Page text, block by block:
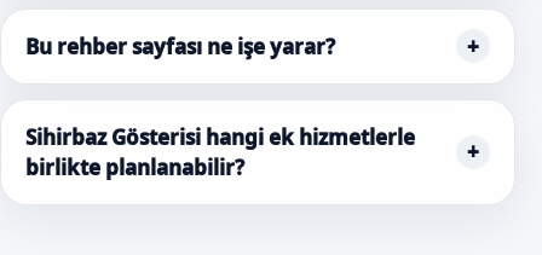
Bu rehber sayfası ne işe yarar?
Sihirbaz Gösterisi hangi ek hizmetlerle
birlikte planlanabilir?